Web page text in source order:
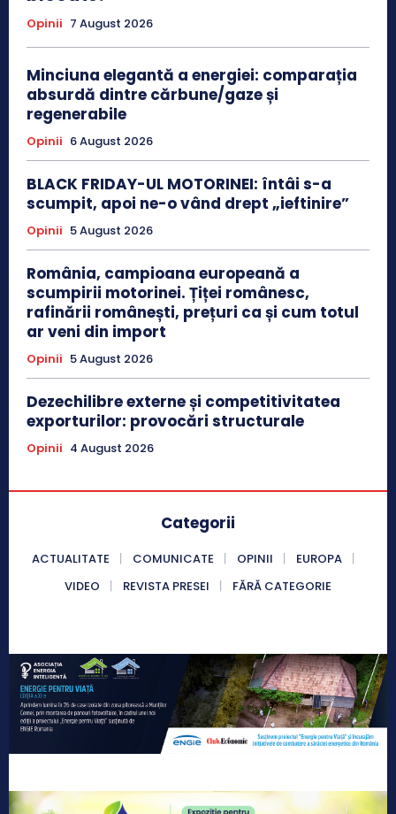
Opinii 7 August 2026
Minciuna elegantă a energiei: comparația
absurdă dintre cărbune/gaze și
regenerabile
Opinii 6 August 2026
BLACK FRIDAY-UL MOTORINEI: întâi s-a
scumpit, apoi ne-o vând drept „ieftinire”
Opinii 5 August 2026
România, campioana europeană a
scumpirii motorinei. Țiței românesc,
rafinării românești, prețuri ca și cum totul
ar veni din import
Opinii 5 August 2026
Dezechilibre externe și competitivitatea
exporturilor: provocări structurale
Opinii 4 August 2026
Categorii
ACTUALITATE COMUNICATE OPINII
EUROPA
VIDEO
REVISTA PRESEI FĂRĂ CATEGORIE